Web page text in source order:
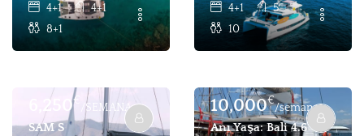
4+1
4+1
8+1
4+1
5
10
6,250€
/SEMANA
SAM S
10,000€
/semana
Anı Yaşa: Bali 4.6 - 4+2